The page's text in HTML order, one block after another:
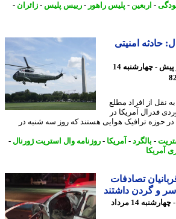
-اربعین -پلیس راهور -رییس پلیس-زائران-
امنیتی
4 روز پیش - چهارشنبه 14
از افراد مطلع
آمریکا در
ترافیک هوایی هستند که روز سه شنبه در
-بالگرد-آمریکا- روزنامه وال استریت ژورنال-
تصادفات
گردن داشتند
4 روز پیش - چهارشنبه 14 مرداد